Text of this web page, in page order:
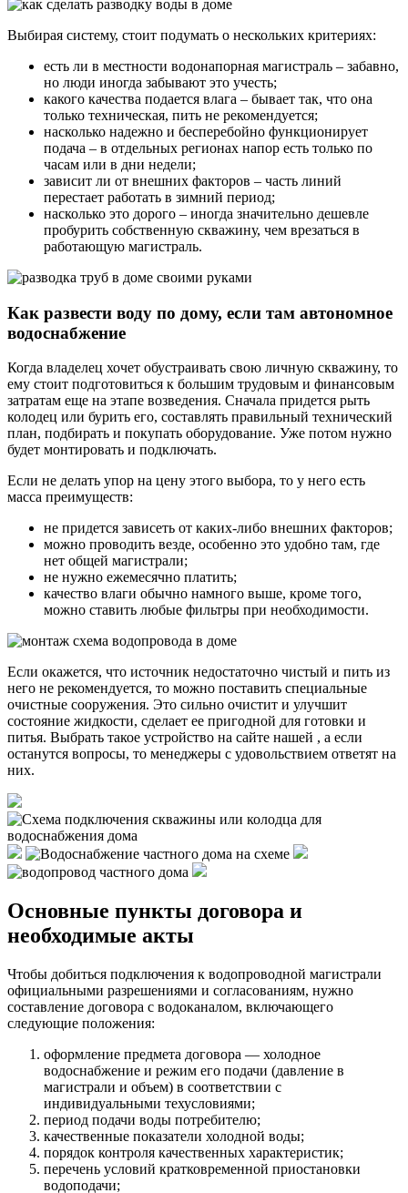
Выбирая систему, стоит подумать о нескольких критериях:
есть ли в местности водонапорная магистраль – забавно,
но люди иногда забывают это учесть;
какого качества подается влага – бывает так, что она
только техническая, пить не рекомендуется;
насколько надежно и бесперебойно функционирует
подача – в отдельных регионах напор есть только по
часам или в дни недели;
зависит ли от внешних факторов – часть линий
перестает работать в зимний период;
насколько это дорого – иногда значительно дешевле
пробурить собственную скважину, чем врезаться в
работающую магистраль.
Как развести воду по дому, если там автономное
водоснабжение
Когда владелец хочет обустраивать свою личную скважину, то
ему стоит подготовиться к большим трудовым и финансовым
затратам еще на этапе возведения. Сначала придется рыть
колодец или бурить его, составлять правильный технический
план, подбирать и покупать оборудование. Уже потом нужно
будет монтировать и подключать.
Если не делать упор на цену этого выбора, то у него есть
масса преимуществ:
не придется зависеть от каких-либо внешних факторов;
можно проводить везде, особенно это удобно там, где
нет общей магистрали;
не нужно ежемесячно платить;
качество влаги обычно намного выше, кроме того,
можно ставить любые фильтры при необходимости.
Если окажется, что источник недостаточно чистый и пить из
него не рекомендуется, то можно поставить специальные
очистные сооружения. Это сильно очистит и улучшит
состояние жидкости, сделает ее пригодной для готовки и
питья. Выбрать такое устройство на сайте нашей , а если
останутся вопросы, то менеджеры с удовольствием ответят на
них.
Основные пункты договора и
необходимые акты
Чтобы добиться подключения к водопроводной магистрали
официальными разрешениями и согласованиям, нужно
составление договора с водоканалом, включающего
следующие положения:
оформление предмета договора — холодное
водоснабжение и режим его подачи (давление в
магистрали и объем) в соответствии с
индивидуальными техусловиями;
период подачи воды потребителю;
качественные показатели холодной воды;
порядок контроля качественных характеристик;
перечень условий кратковременной приостановки
водоподачи;